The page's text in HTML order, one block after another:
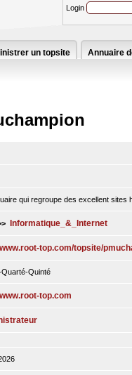
Login
un topsite Annuaire
qui regroupe des excellent sites
Informatique_&_Internet
top.com/topsite/
Quinté
top.com